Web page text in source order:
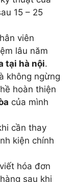
15 – 25
viên
lâu năm
tại hà nội.
không ngừng
hoàn thiện
của mình
cần thay
kiện chính
hóa đơn
sau khi